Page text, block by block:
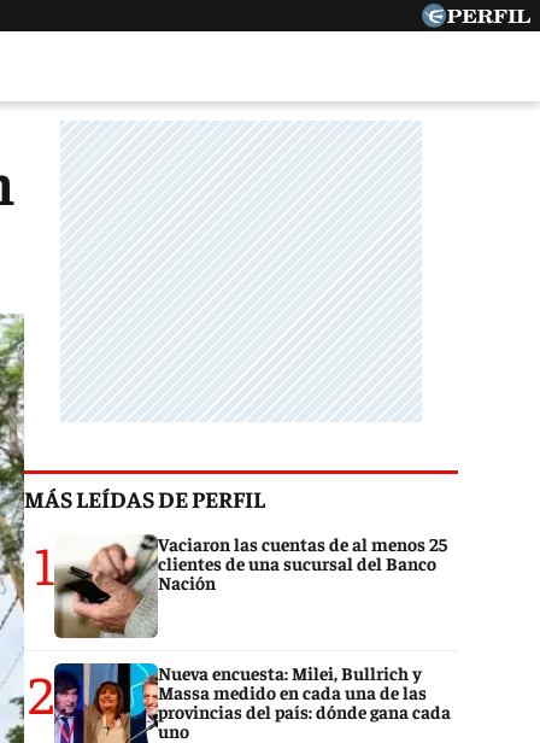
MÁS LEÍDAS DE PERFIL
1
Vaciaron las cuentas de al menos 25
clientes de una sucursal del Banco
Nación
2
Nueva encuesta: Milei, Bullrich y
Massa medido en cada una de las
provincias del país: dónde gana cada
uno